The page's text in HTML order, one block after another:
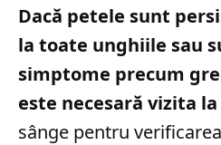
Dacă petele sunt
la toate unghiile sau
simptome precum
este necesară vizita
sânge pentru